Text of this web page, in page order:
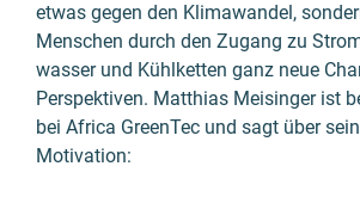
etwas gegen den Klima­wandel,
Menschen durch den Zugang zu
wasser und Kühl­ketten ganz neue
Perspektiven. Matthias Meisinger ist
bei Africa GreenTec und sagt über
Motivation: